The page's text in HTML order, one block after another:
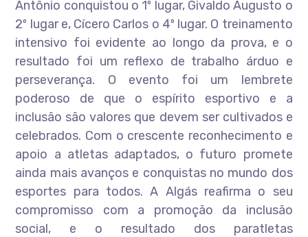
Antônio conquistou o 1º lugar, Givaldo Augusto o
2º lugar e, Cícero Carlos o 4º lugar. O treinamento
intensivo foi evidente ao longo da prova, e o
resultado foi um reflexo de trabalho árduo e
perseverança. O evento foi um lembrete
poderoso de que o espírito esportivo e a
inclusão são valores que devem ser cultivados e
celebrados. Com o crescente reconhecimento e
apoio a atletas adaptados, o futuro promete
ainda mais avanços e conquistas no mundo dos
esportes para todos. A Algás reafirma o seu
compromisso com a promoção da inclusão
social, e o resultado dos paratletas